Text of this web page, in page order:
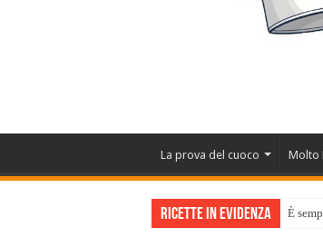
La prova del cuoco Molto
Ricette in evidenza È